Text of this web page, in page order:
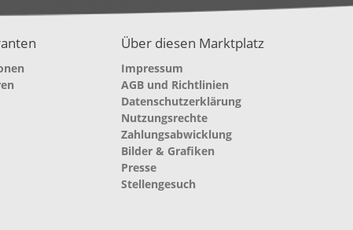
Über diesen Marktplatz
Impressum
AGB und Richtlinien
Datenschutzerklärung
Nutzungsrechte
Zahlungsabwicklung
Bilder & Grafiken
Presse
Stellengesuch